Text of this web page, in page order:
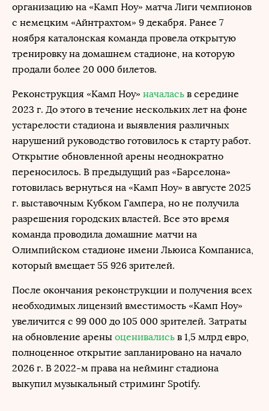
организацию на «Камп Ноу» матча Лиги чемпионов
с немецким «Айнтрахтом» 9 декабря. Ранее 7
ноября каталонская команда провела открытую
тренировку на домашнем стадионе, на которую
продали более 20 000 билетов.
Реконструкция «Камп Ноу» началась в середине
2023 г. До этого в течение нескольких лет на фоне
устарелости стадиона и выявления различных
нарушений руководство готовилось к старту работ.
Открытие обновленной арены неоднократно
переносилось. В предыдущий раз «Барселона»
готовилась вернуться на «Камп Ноу» в августе 2025
г. выставочным Кубком Гампера, но не получила
разрешения городских властей. Все это время
команда проводила домашние матчи на
Олимпийском стадионе имени Льюиса Компаниса,
который вмещает 55 926 зрителей.
После окончания реконструкции и получения всех
необходимых лицензий вместимость «Камп Ноу»
увеличится с 99 000 до 105 000 зрителей. Затраты
на обновление арены оценивались в 1,5 млрд евро,
полноценное открытие запланировано на начало
2026 г. В 2022-м права на нейминг стадиона
выкупил музыкальный стриминг Spotify.